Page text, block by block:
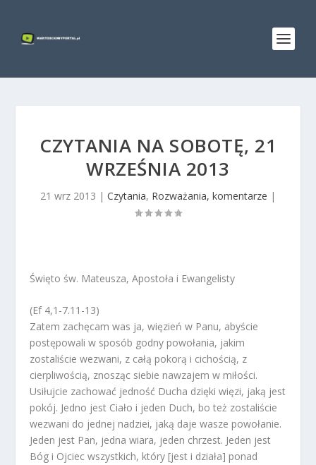
CZYTANIA NA SOBOTĘ, 21
WRZEŚNIA 2013
21 wrz 2013 | Czytania, Rozważania, komentarze |
Święto św. Mateusza, Apostoła i Ewangelisty
(Ef 4,1-7.11-13)
Zatem zachęcam was ja, więzień w Panu, abyście
postępowali w sposób godny powołania, jakim
zostaliście wezwani, z całą pokorą i cichością, z
cierpliwością, znosząc siebie nawzajem w miłości.
Usiłujcie zachować jedność Ducha dzięki więzi, jaką jest
pokój. Jedno jest Ciało i jeden Duch, bo też zostaliście
wezwani do jednej nadziei, jaką daje wasze powołanie.
Jeden jest Pan, jedna wiara, jeden chrzest. Jeden jest
Bóg i Ojciec wszystkich, który [jest i działa] ponad